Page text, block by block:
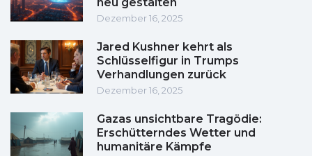
Dezember 16, 2025
Jared Kushner kehrt als
Schlüsselfigur in Trumps
Verhandlungen zurück
Dezember 16, 2025
Gazas unsichtbare Tragödie:
Erschütterndes Wetter und
humanitäre Kämpfe